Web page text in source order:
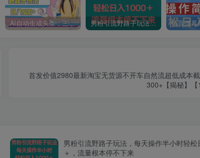
AI自动生成头条，三天必起号，三分钟轻松发布内容，复制粘贴，保姆级教… 男粉引流野路子玩法，每天操作半小时轻松日入1000＋，流量根本停不下来
首发价值2980最新淘宝无货源不开车自然流超低成本
300+【揭秘】
男粉引流野路子玩法，每天操作半小时轻
＋，流量根本停不下来